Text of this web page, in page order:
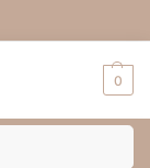
0
estrelas bebê”